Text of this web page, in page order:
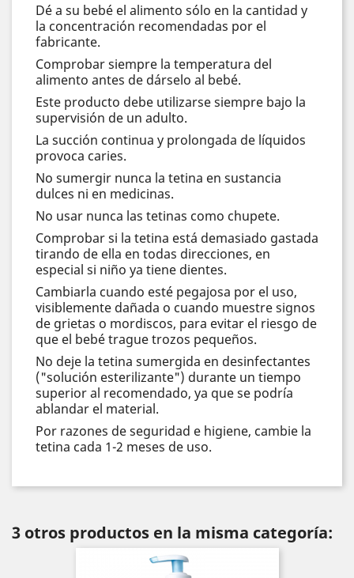
Dé a su bebé el alimento sólo en la cantidad y
la concentración recomendadas por el
fabricante.
Comprobar siempre la temperatura del
alimento antes de dárselo al bebé.
Este producto debe utilizarse siempre bajo la
supervisión de un adulto.
La succión continua y prolongada de líquidos
provoca caries.
No sumergir nunca la tetina en sustancia
dulces ni en medicinas.
No usar nunca las tetinas como chupete.
Comprobar si la tetina está demasiado gastada
tirando de ella en todas direcciones, en
especial si niño ya tiene dientes.
Cambiarla cuando esté pegajosa por el uso,
visiblemente dañada o cuando muestre signos
de grietas o mordiscos, para evitar el riesgo de
que el bebé trague trozos pequeños.
No deje la tetina sumergida en desinfectantes
("solución esterilizante") durante un tiempo
superior al recomendado, ya que se podría
ablandar el material.
Por razones de seguridad e higiene, cambie la
tetina cada 1-2 meses de uso.
3 otros productos en la misma categoría: